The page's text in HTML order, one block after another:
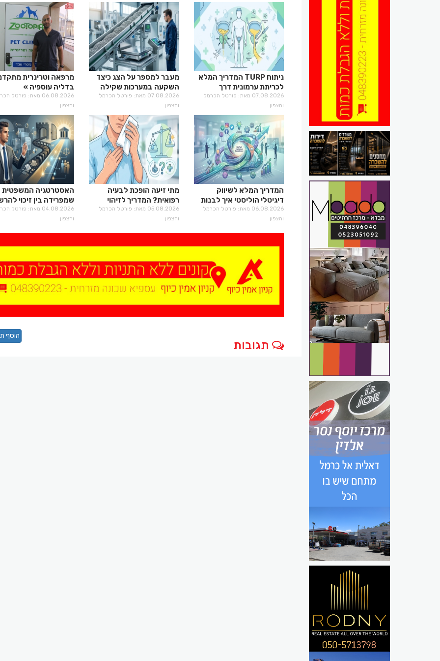
ניתוח TURP המדריך המלא
לכריתת ערמונית דרך
השופכה
07.08.2026 מאת: פורטל הכרמל
והצפון
מעבר למספר על הצג כיצד
השקעה במערכות שקילה
מתקדמות מחזירה את
עצמה?
07.08.2026 מאת: פורטל הכרמל
והצפון
מרפאה וטרינרית
בדליה עוספיה
06.08.2026 מאת: פורטל
והצפון
המדריך המלא לשיווק
דיגיטלי הוליסטי איך לבנות
נוכחות מנצחת ב-202606.08.2026 מאת: פורטל הכרמל
והצפון
מתי זיעה הופכת לבעיה
רפואית? המדריך לזיהוי
היפרהידרוזיס05.08.2026 מאת: פורטל הכרמל
והצפון
האסטרטגיה המשפטית
שמפרידה בין זיכוי
בירושלים
04.08.2026 מאת: פורטל
והצפון
תגובות
הוסף